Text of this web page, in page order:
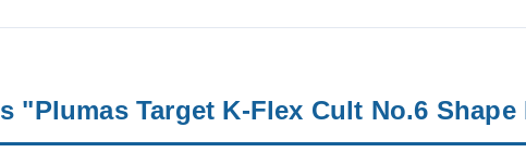
"Plumas Target K-Flex Cult No.6 Shape